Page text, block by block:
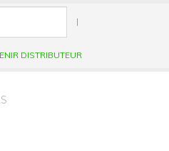
|
DISTRIBUTEUR